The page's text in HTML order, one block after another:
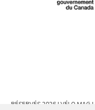
RÉSERVÉS 2026 | VÉLO MAG |